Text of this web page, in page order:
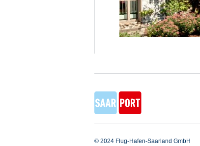
© 2024 Flug-Hafen-Saarland GmbH